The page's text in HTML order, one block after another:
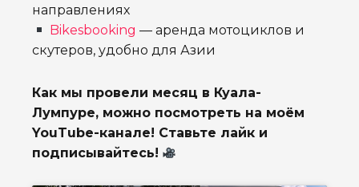
направлениях
Bikesbooking — аренда мотоциклов и
скутеров, удобно для Азии
Как мы провели месяц в Куала-
Лумпуре, можно посмотреть на моём
YouTube-канале! Ставьте лайк и
подписывайтесь!